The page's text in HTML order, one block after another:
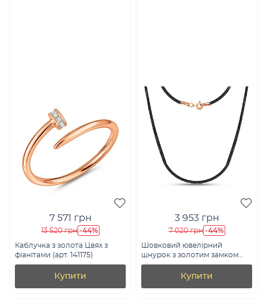
7 571 грн
13 520 грн -44%
Каблучка з золота Цвях з
фіанітами (арт. 141175)
Купити
3 953 грн
7 020 грн -44%
Шовковий ювелірний
шнурок з золотим замком
(арт. 360081)
Купити